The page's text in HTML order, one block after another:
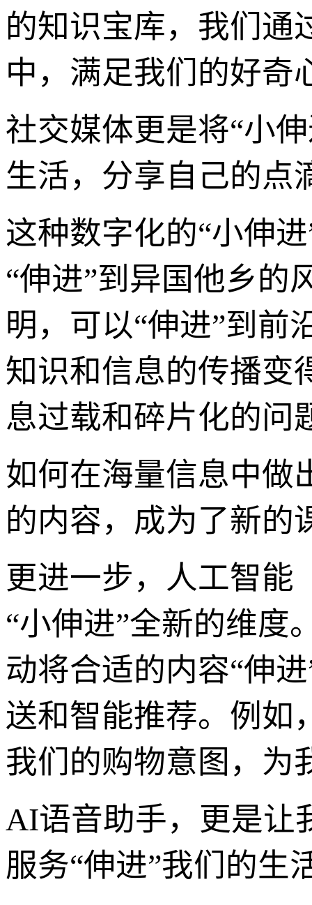
的知识宝库，我们通
中，满足我们的好奇
社交媒体更是将“小
生活，分享自己的点
这种数字化的“小伸
“伸进”到异国他乡的
明，可以“伸进”到前
知识和信息的传播变
息过载和碎片化的问
如何在海量信息中做
的内容，成为了新的
更进一步，人工智能
“小伸进”全新的维度
动将合适的内容“伸
送和智能推荐。例如
我们的购物意图，为
AI语音助手，更是让
服务“伸进”我们的生